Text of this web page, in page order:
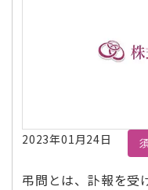
2023年01月24日
弔問とは、訃報を受